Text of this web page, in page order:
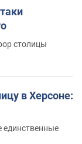
столицы
в Херсоне:
единственные